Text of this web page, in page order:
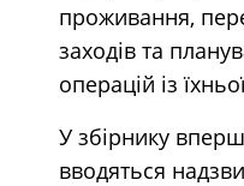
проживання,
заходів та
операцій із
У збірнику
вводяться